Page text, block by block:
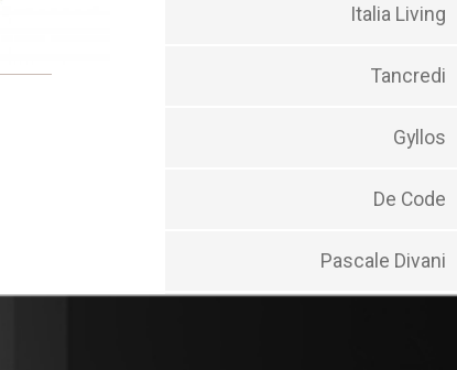
Italia Living
Tancredi
Gyllos
De Code
Pascale Divani